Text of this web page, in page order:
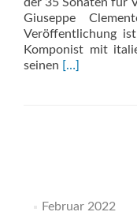
Giuseppe
Veröffentlichung
Komponist mit
seinen Read
continuo
[…]
Februar 2022